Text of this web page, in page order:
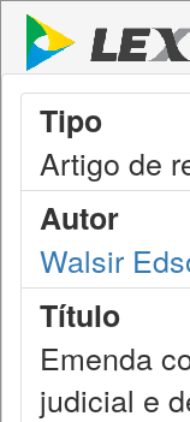
Tipo
Artigo de
Autor
Walsir
Título
Emenda
judicial e